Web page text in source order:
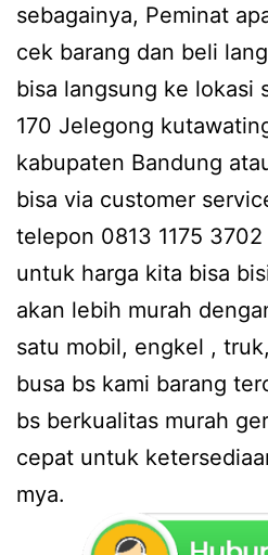
sebagainya, Peminat
cek barang dan beli
bisa langsung ke lokasi
170 Jelegong
kabupaten Bandung
bisa via customer
telepon 0813 1175
untuk harga kita bisa
akan lebih murah
satu mobil, engkel ,
busa bs kami barang
bs berkualitas murah
cepat untuk
mya.